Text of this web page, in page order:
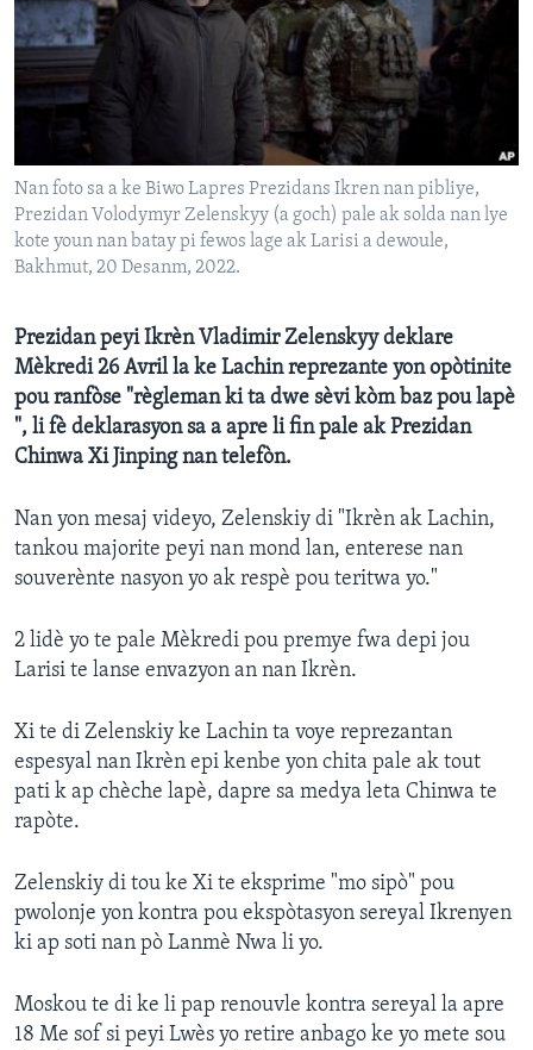
Languages
Nan foto sa a ke Biwo Lapres Prezidans Ikren nan pibliye,
Prezidan Volodymyr Zelenskyy (a goch) pale ak solda nan lye
kote youn nan batay pi fewos lage ak Larisi a dewoule,
Bakhmut, 20 Desanm, 2022.
Prezidan peyi Ikrèn Vladimir Zelenskyy deklare
Mèkredi 26 Avril la ke Lachin reprezante yon opòtinite
pou ranfòse "règleman ki ta dwe sèvi kòm baz pou lapè
", li fè deklarasyon sa a apre li fin pale ak Prezidan
Chinwa Xi Jinping nan telefòn.
Nan yon mesaj videyo, Zelenskiy di "Ikrèn ak Lachin,
tankou majorite peyi nan mond lan, enterese nan
souverènte nasyon yo ak respè pou teritwa yo."
2 lidè yo te pale Mèkredi pou premye fwa depi jou
Larisi te lanse envazyon an nan Ikrèn.
Xi te di Zelenskiy ke Lachin ta voye reprezantan
espesyal nan Ikrèn epi kenbe yon chita pale ak tout
pati k ap chèche lapè, dapre sa medya leta Chinwa te
rapòte.
Zelenskiy di tou ke Xi te eksprime "mo sipò" pou
pwolonje yon kontra pou ekspòtasyon sereyal Ikrenyen
ki ap soti nan pò Lanmè Nwa li yo.
Moskou te di ke li pap renouvle kontra sereyal la apre
18 Me sof si peyi Lwès yo retire anbago ke yo mete sou